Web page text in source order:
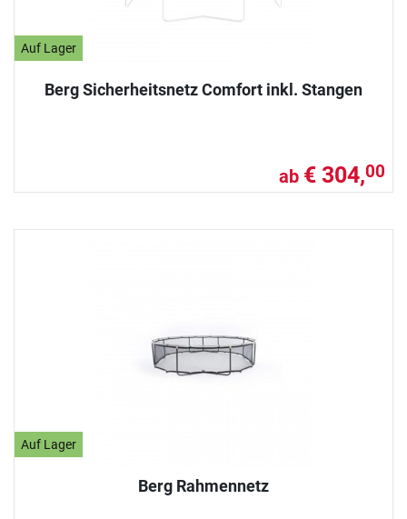
Auf Lager
Berg Sicherheitsnetz Comfort inkl. Stangen
ab € 304,00
Auf Lager
Berg Rahmennetz